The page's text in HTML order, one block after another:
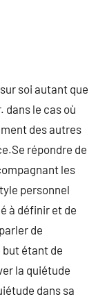
soi autant que
dans le cas où
des autres
répondre de
les
personnel
à définir et de
de
but étant de
la quiétude
dans sa